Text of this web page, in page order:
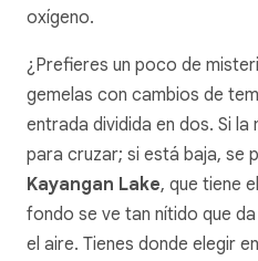
oxígeno.
¿Prefieres un poco de
gemelas con cambios de
entrada dividida en dos. Si
para cruzar; si está baja, se
Kayangan Lake, que tiene
fondo se ve tan nítido que
el aire. Tienes donde elegir